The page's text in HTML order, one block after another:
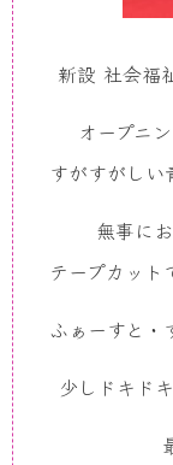
新設 社会福
オープニ
すがすがしい
無事に
テープカット
ふぁーすと・
少しドキド